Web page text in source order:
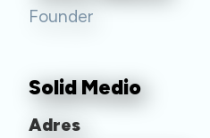
Founder
Solid Medio
Adres